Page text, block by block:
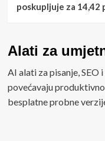
poskupljuje za 14,42
Alati za
AI alati za pisanje,
povećavaju
besplatne probne